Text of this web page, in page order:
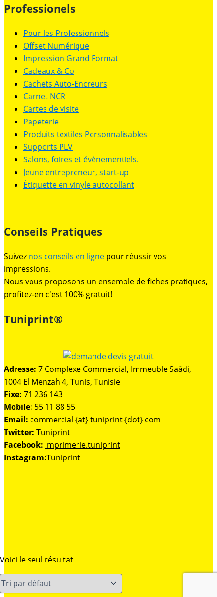
Voici le seul résultat
Professionels
Pour les Professionnels
Offset Numérique
Impression Grand Format
Cadeaux & Co
Cachets Auto-Encreurs
Carnet NCR
Cartes de visite
Papeterie
Produits textiles Personnalisables
Supports PLV
Salons, foires et évènementiels.
Jeune entrepreneur, start-up
Étiquette en vinyle autocollant
Conseils Pratiques
Suivez nos conseils en ligne pour réussir vos
impressions.
Nous vous proposons un ensemble de fiches pratiques,
profitez-en c'est 100% gratuit!
Tuniprint®
Adresse: 7 Complexe Commercial, Immeuble Saâdi,
1004 El Menzah 4, Tunis, Tunisie
Fixe: 71 236 143
Mobile: 55 11 88 55
Email: commercial {at} tuniprint {dot} com
Twitter: Tuniprint
Facebook: Imprimerie.tuniprint
Instagram:Tuniprint